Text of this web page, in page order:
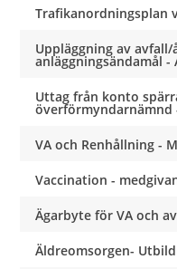
Trafikanordningsplan
Uppläggning av
anläggningsändamål -
Uttag från konto
överförmyndarnämnd
VA och Renhållning -
Vaccination -
Ägarbyte för VA och
Äldreomsorgen-